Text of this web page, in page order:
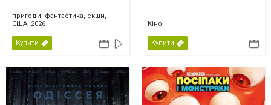
пригоди, фантастика, екшн,
США, 2026
Купити
Кіно
Купити